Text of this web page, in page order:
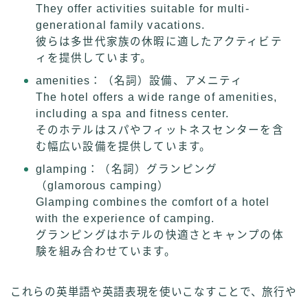
They offer activities suitable for multi-
generational family vacations.
彼らは多世代家族の休暇に適したアクティビテ
ィを提供しています。
amenities：（名詞）設備、アメニティ
The hotel offers a wide range of amenities,
including a spa and fitness center.
そのホテルはスパやフィットネスセンターを含
む幅広い設備を提供しています。
glamping：（名詞）グランピング
（glamorous camping）
Glamping combines the comfort of a hotel
with the experience of camping.
グランピングはホテルの快適さとキャンプの体
験を組み合わせています。
これらの英単語や英語表現を使いこなすことで、旅行や